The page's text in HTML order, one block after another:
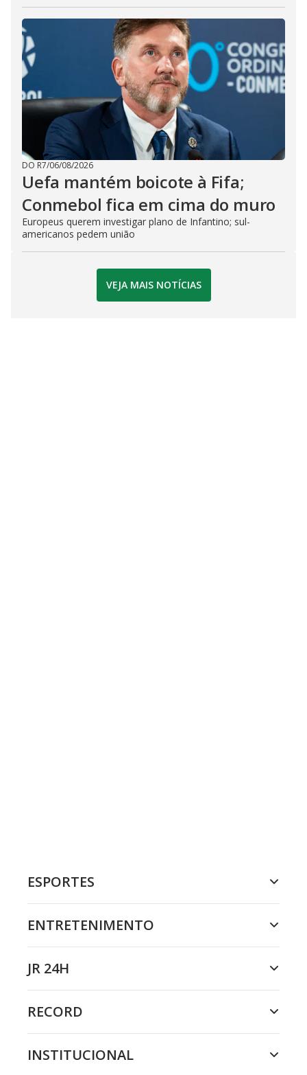
DO R7/06/08/2026
Uefa mantém boicote à Fifa;
Conmebol fica em cima do muro
Europeus querem investigar plano de Infantino; sul-
americanos pedem união
VEJA MAIS NOTÍCIAS
ESPORTES
ENTRETENIMENTO
JR 24H
RECORD
INSTITUCIONAL